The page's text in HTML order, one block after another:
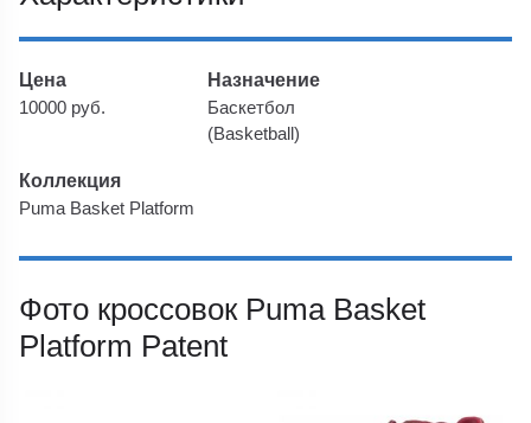
Цена
10000 руб.
Назначение
Баскетбол
(Basketball)
Коллекция
Puma Basket Platform
Фото кроссовок Puma Basket
Platform Patent